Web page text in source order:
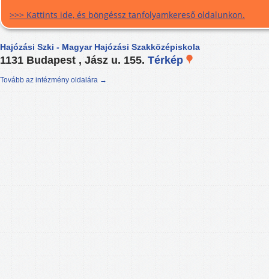
>>> Kattints ide, és böngéssz tanfolyamkereső oldalunkon.
Hajózási Szki - Magyar Hajózási Szakközépiskola
1131 Budapest , Jász u. 155. Térkép
Tovább az intézmény oldalára →